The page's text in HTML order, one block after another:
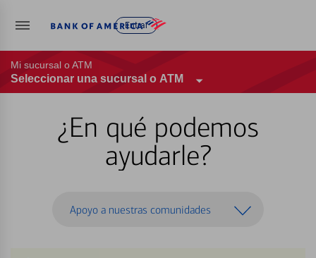
Entrar
Mi sucursal o ATM
Seleccionar una sucursal o ATM
¿En qué podemos
ayudarle?
Apoyo a nuestras comunidades